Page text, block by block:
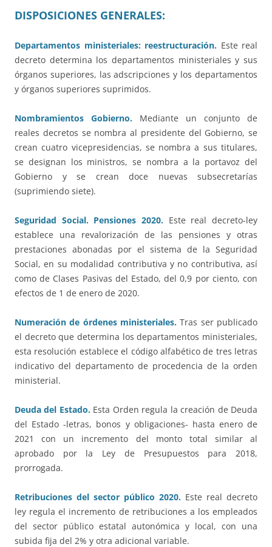
DISPOSICIONES GENERALES:
Departamentos ministeriales: reestructuración. Este real
decreto determina los departamentos ministeriales y sus
órganos superiores, las adscripciones y los departamentos
y órganos superiores suprimidos.
Nombramientos Gobierno. Mediante un conjunto de
reales decretos se nombra al presidente del Gobierno, se
crean cuatro vicepresidencias, se nombra a sus titulares,
se designan los ministros, se nombra a la portavoz del
Gobierno y se crean doce nuevas subsecretarías
(suprimiendo siete).
Seguridad Social. Pensiones 2020. Este real decreto-ley
establece una revalorización de las pensiones y otras
prestaciones abonadas por el sistema de la Seguridad
Social, en su modalidad contributiva y no contributiva, así
como de Clases Pasivas del Estado, del 0,9 por ciento, con
efectos de 1 de enero de 2020.
Numeración de órdenes ministeriales. Tras ser publicado
el decreto que determina los departamentos ministeriales,
esta resolución establece el código alfabético de tres letras
indicativo del departamento de procedencia de la orden
ministerial.
Deuda del Estado.Esta Orden regula la creación de Deuda
del Estado -letras, bonos y obligaciones- hasta enero de
2021 con un incremento del monto total similar al
aprobado por la Ley de Presupuestos para 2018,
prorrogada.
Retribuciones del sector público 2020. Este real decreto
ley regula el incremento de retribuciones a los empleados
del sector público estatal autonómica y local, con una
subida fija del 2% y otra adicional variable.